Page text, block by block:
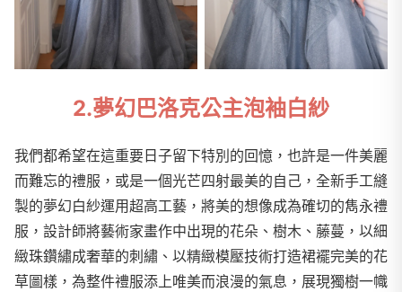
2.夢幻巴洛克公主泡袖白紗
我們都希望在這重要日子留下特別的回憶，也許是一件美麗
而難忘的禮服，或是一個光芒四射最美的自己，全新手工縫
製的夢幻白紗運用超高工藝，將美的想像成為確切的雋永禮
服，設計師將藝術家畫作中出現的花朵、樹木、藤蔓，以細
緻珠鑽繡成奢華的刺繡、以精緻模壓技術打造裙襬完美的花
草圖樣，為整件禮服添上唯美而浪漫的氣息，展現獨樹一幟